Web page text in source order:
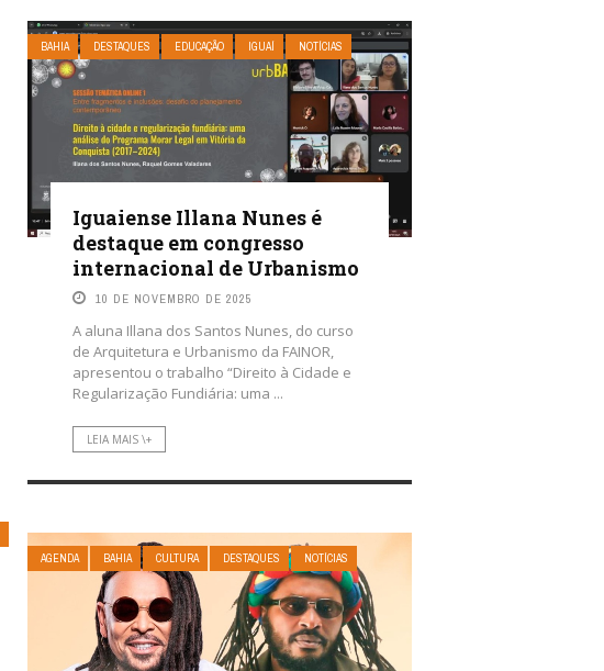
BAHIA DESTAQUES EDUCAÇÃO IGUAÍ NOTÍCIAS
Iguaiense Illana Nunes é
destaque em congresso
internacional de Urbanismo
10 DE NOVEMBRO DE 2025
A aluna Illana dos Santos Nunes, do curso
de Arquitetura e Urbanismo da FAINOR,
apresentou o trabalho “Direito à Cidade e
Regularização Fundiária: uma ...
LEIA MAIS \+
AGENDA BAHIA CULTURA DESTAQUES NOTÍCIAS